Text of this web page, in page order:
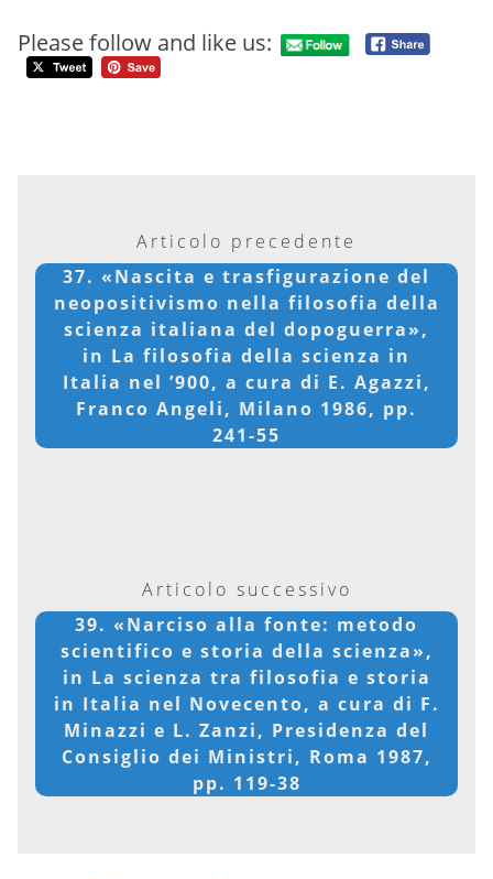
Please follow and like us:
Articolo precedente
37. «Nascita e trasfigurazione del
neopositivismo nella filosofia della
scienza italiana del dopoguerra»,
in La filosofia della scienza in
Italia nel ’900, a cura di E. Agazzi,
Franco Angeli, Milano 1986, pp.
241-55
Articolo successivo
39. «Narciso alla fonte: metodo
scientifico e storia della scienza»,
in La scienza tra filosofia e storia
in Italia nel Novecento, a cura di F.
Minazzi e L. Zanzi, Presidenza del
Consiglio dei Ministri, Roma 1987,
pp. 119-38